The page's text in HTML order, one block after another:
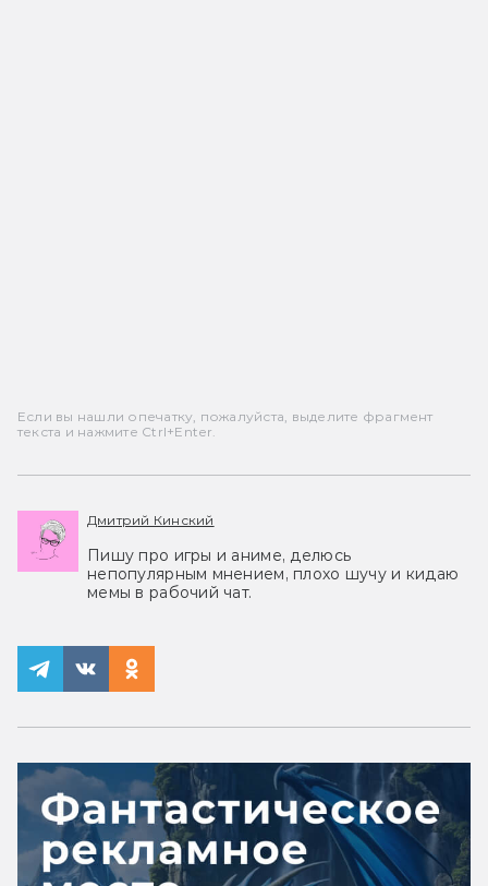
Если вы нашли опечатку, пожалуйста, выделите фрагмент
текста и нажмите Ctrl+Enter.
Дмитрий Кинский
Пишу про игры и аниме, делюсь
непопулярным мнением, плохо шучу и кидаю
мемы в рабочий чат.